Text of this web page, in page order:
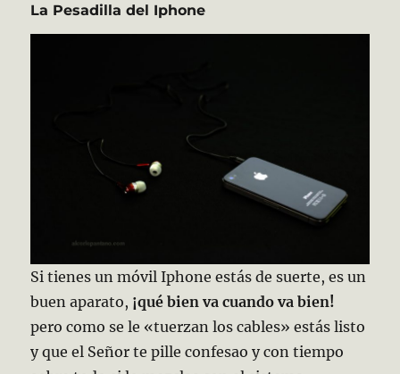
La Pesadilla del Iphone
Si tienes un móvil Iphone estás de suerte, es un
buen aparato, ¡qué bien va cuando va bien!
pero como se le «tuerzan los cables» estás listo
y que el Señor te pille confesao y con tiempo